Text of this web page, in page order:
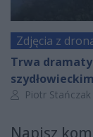
Zdjęcia z
Trwa
Autor artykułu:
Piotr Stańczak
Napisz